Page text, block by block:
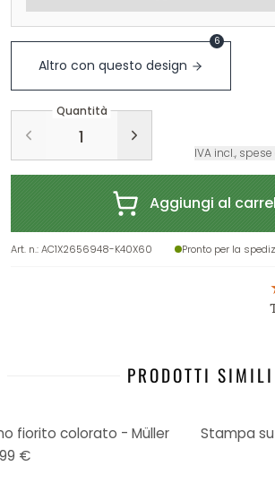
Altro con questo design
6
Quantità
IVA incl.,
Aggiungi al
Art. n.:AC1X2656948-K40X60 Pronto per la
PRODOTTI SIMILI
fiorito colorato - Müller
€